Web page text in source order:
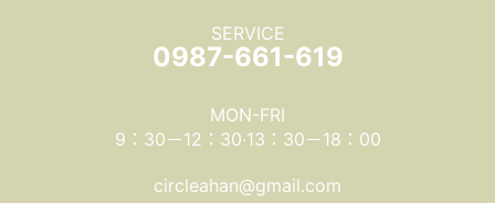
SERVICE
0987-661-619
MON-FRI
9：30－12：30‧13：30－18：00
circleahan@gmail.com